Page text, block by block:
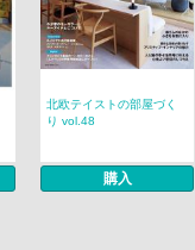
北欧テイストの部屋づく
り vol.48
購入